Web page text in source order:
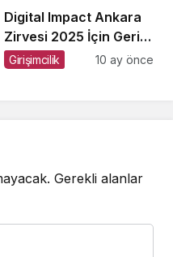
Digital Impact Ankara
Zirvesi 2025 İçin Geri
Sayım!
Girişimcilik 10 ay önce
Gerekli alanlar